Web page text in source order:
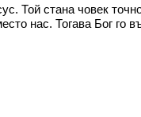
Той стана човек
нас. Тогава Бог го